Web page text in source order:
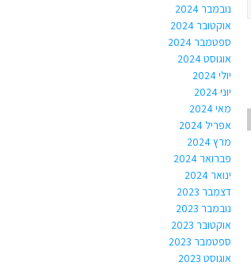
נובמבר 2024
אוקטובר 2024
ספטמבר 2024
אוגוסט 2024
יולי 2024
יוני 2024
מאי 2024
אפריל 2024
מרץ 2024
פברואר 2024
ינואר 2024
דצמבר 2023
נובמבר 2023
אוקטובר 2023
ספטמבר 2023
אוגוסט 2023